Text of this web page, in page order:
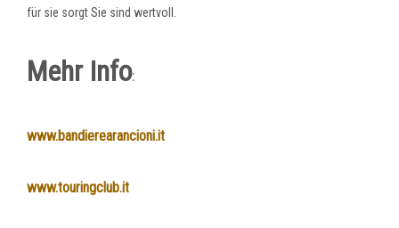
für sie sorgtSie sind wertvoll.
Mehr Info:
www.bandierearancioni.it
www.touringclub.it